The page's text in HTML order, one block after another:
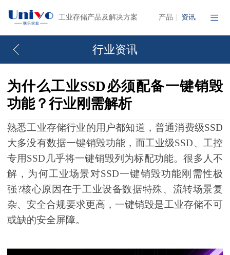
工业存储产品及解决方案 产品 资讯
行业资讯
为什么工业SSD必须配备一键销毁
功能？行业刚需解析
熟悉工业存储行业的用户都知道，普通消费级SSD
大多没有数据一键销毁功能，而工业级SSD、工控
专用SSD几乎将一键销毁列为标配功能。很多人不
解，为何工业场景对SSD一键销毁功能刚需性极
强?核心原因在于工业设备数据特殊、流转场景复
杂、安全合规要求更高，一键销毁是工业存储不可
或缺的安全屏障。